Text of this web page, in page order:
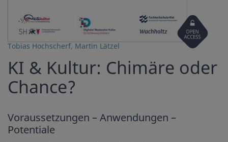
Open
Access
Tobias Hochscherf, Martin Lätzel
KI & Kultur: Chimäre oder
Chance?
Voraussetzungen – Anwendungen –
Potentiale